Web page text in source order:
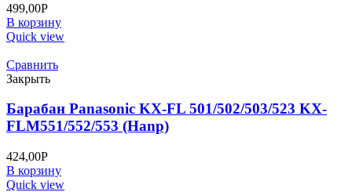
499,00Р
В корзину
Quick view
Сравнить
Закрыть
Барабан Panasonic KX-FL 501/502/503/523 KX-
FLM551/552/553 (Hanp)
424,00Р
В корзину
Quick view